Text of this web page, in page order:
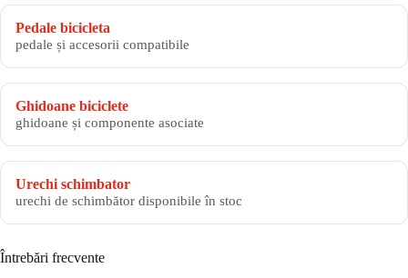
Pedale bicicleta
pedale și accesorii compatibile
Ghidoane biciclete
ghidoane și componente asociate
Urechi schimbator
urechi de schimbător disponibile în stoc
Întrebări frecvente